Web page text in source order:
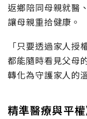
返鄉陪同母親就醫
讓母親重拾健康。
「只要透過家人
都能隨時看見父母
轉化為守護家人的
精準醫療與平